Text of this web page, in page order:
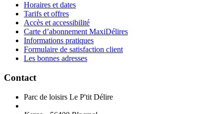
Horaires et dates
Tarifs et offres
Accès et accessibilité
Carte d’abonnement MaxiDélires
Informations pratiques
Formulaire de satisfaction client
Les bonnes adresses
Contact
Parc de loisirs Le P'tit Délire